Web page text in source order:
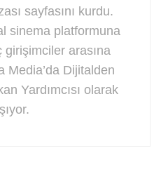
sayfasını kurdu.
sinema platformuna
arasına
Media’da Dijitalden
Yardımcısı olarak